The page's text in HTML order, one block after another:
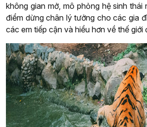
không gian mở, mô phỏng hệ sinh
điểm dừng chân lý tưởng cho các gia
các em tiếp cận và hiểu hơn về thế giới